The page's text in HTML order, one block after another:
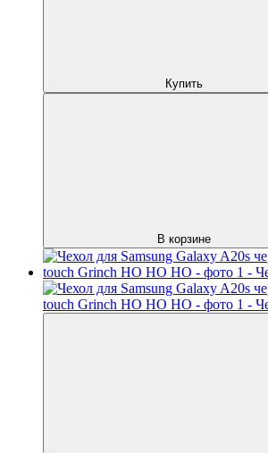
Купить
В корзине